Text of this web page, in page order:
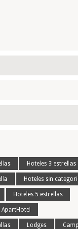
Hoteles 3 estrellas
Hoteles sin
Hoteles 5 estrellas
ApartHotel
Lodges